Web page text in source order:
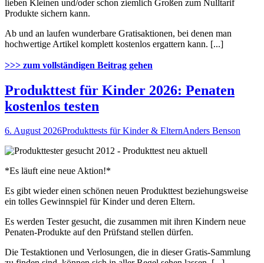
lieben Kleinen und/oder schon ziemlich Großen zum Nulltarif
Produkte sichern kann.
Ab und an laufen wunderbare Gratisaktionen, bei denen man
hochwertige Artikel komplett kostenlos ergattern kann. [...]
>>> zum vollständigen Beitrag gehen
Produkttest für Kinder 2026: Penaten
kostenlos testen
6. August 2026Produkttests für Kinder & ElternAnders Benson
*Es läuft eine neue Aktion!*
Es gibt wieder einen schönen neuen Produkttest beziehungsweise
ein tolles Gewinnspiel für Kinder und deren Eltern.
Es werden Tester gesucht, die zusammen mit ihren Kindern neue
Penaten-Produkte auf den Prüfstand stellen dürfen.
Die Testaktionen und Verlosungen, die in dieser Gratis-Sammlung